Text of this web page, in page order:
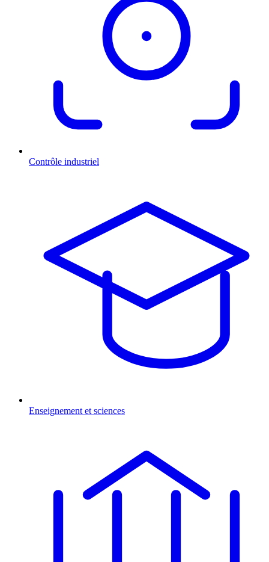
Contrôle industriel
Enseignement et sciences